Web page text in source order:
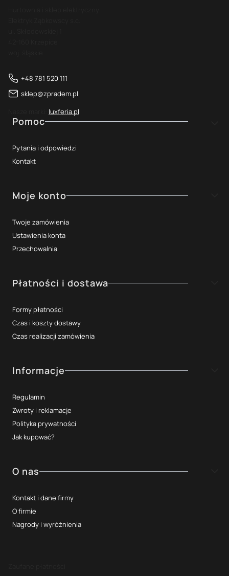
+48 781 520 111
sklep@zpradem.pl
luxferia.pl
Linki w stopce
Pomoc
Pytania i odpowiedzi
Kontakt
Moje konto
Twoje zamówienia
Ustawienia konta
Przechowalnia
Płatności i dostawa
Formy płatności
Czas i koszty dostawy
Czas realizacji zamówienia
Informacje
Regulamin
Zwroty i reklamacje
Polityka prywatności
Jak kupować?
O nas
Kontakt i dane firmy
O firmie
Nagrody i wyróżnienia